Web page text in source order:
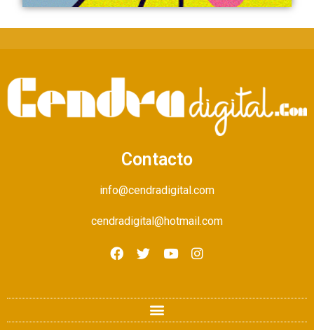
Contacto
info@cendradigital.com
cendradigital@hotmail.com